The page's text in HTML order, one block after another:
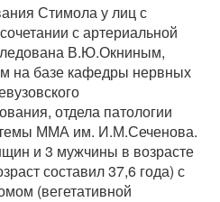
Стимола у лиц с
с артериальной
В.Ю.Окниным,
на базе кафедры нервных
отдела патологии
ММА им. И.М.Сеченова.
и 3 мужчины в возрасте
составил 37,6 года) с
(вегетативной